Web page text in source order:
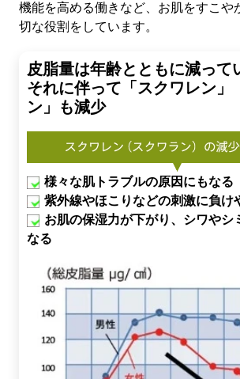
機能を高める働きなど、お肌をすこや
切な役割をしています。
皮脂量は年齢とともに減って
それに伴って「スクワレン」
ン」も減少
様々な肌トラブルの原因にもなる
紫外線やほこりなどの刺激に負け
お肌の保湿力が下がり、シワやシ
なる